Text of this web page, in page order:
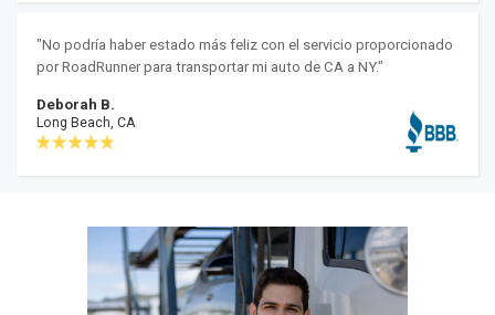
"No podría haber estado más feliz con el servicio proporcionado
por RoadRunner para transportar mi auto de CA a NY."
Deborah B.
Long Beach, CA